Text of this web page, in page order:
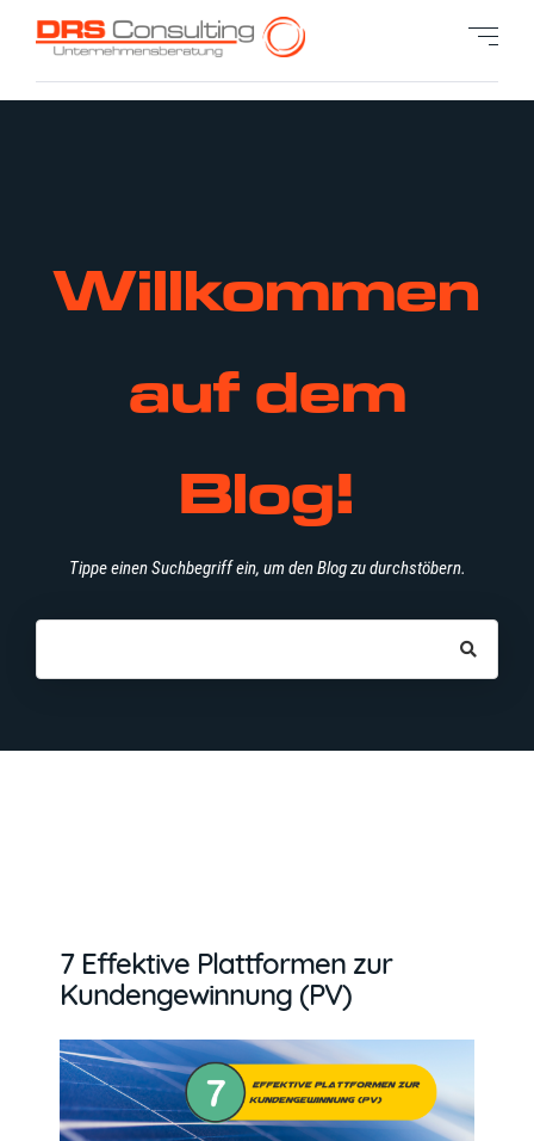
Willkommen
auf dem
Blog!
Tippe einen Suchbegriff ein, um den Blog zu durchstöbern.
7 Effektive Plattformen zur
Kundengewinnung (PV)